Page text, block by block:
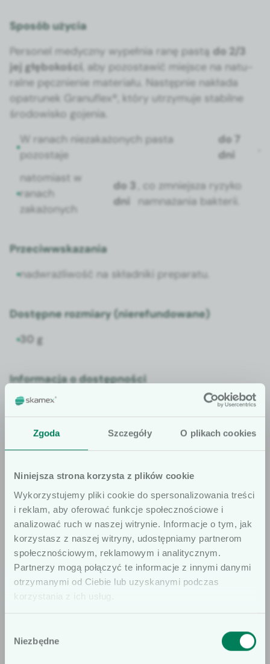
Zgoda Szczegóły O plikach cookies
Niniejsza strona korzysta z plików cookie
Wykorzystujemy pliki cookie do spersonalizowania treści
i reklam, aby oferować funkcje społecznościowe i
analizować ruch w naszej witrynie. Informacje o tym, jak
korzystasz z naszej witryny, udostępniamy partnerom
społecznościowym, reklamowym i analitycznym.
Partnerzy mogą połączyć te informacje z innymi danymi
otrzymanymi od Ciebie lub uzyskanymi podczas
korzystania z ich usług.
zgody
Niezbędne
Sposób użycia
Per­son­el medy­czny wypeł­nia ranę pastą do 2/3
jej głębokoś­ci , aby pozostaw­ić miejsce na nat­u­
ralne pęcznie­nie mate­ri­ału. Następ­nie nakła­da
opa­trunek Granu­flex®, który utrzy­mu­je sta­bilne
środowisko goje­nia.
W ranach nieza­każonych pas­ta
pozosta­je
do 7
dni
nato­mi­ast w
ranach
zakażonych
do 3
dni
, co zmniejsza ryzyko
nam­naża­nia bak­terii.
Przeciwwskazania
nad­wrażli­wość na skład­ni­ki preparatu.
Dostępne rozmiary (nierefundowane)
30 g
Informacja o dostępności
Pro­dukt nie trafia do sprzedaży detal­icznej. Mogą
go kupić wyłącznie pod­mio­ty medy­czne, takie jak
szpi­tale, apte­ki oraz inne jed­nos­t­ki
odpowiedzialne za zaopa­trze­nie pac­jen­tów.
Producent:
Twojej dyspozycji.
Szanowni użytkownicy
Informujemy, że prezentowane artykuły
profesjonalnie związanych z dziedziną